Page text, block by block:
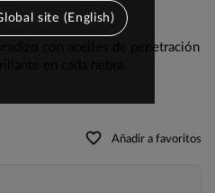
con aceites de penetración
en cada hebra.
favorite_border Añadir a favoritos
site (English)